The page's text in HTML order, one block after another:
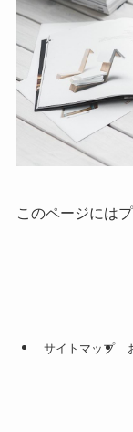
このページには
サイトマップ